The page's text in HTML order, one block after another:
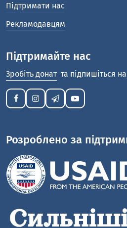
Підтримати нас
Рекламодавцям
Підтримайте нас
Зробіть донат та підпишіться
Розроблено за